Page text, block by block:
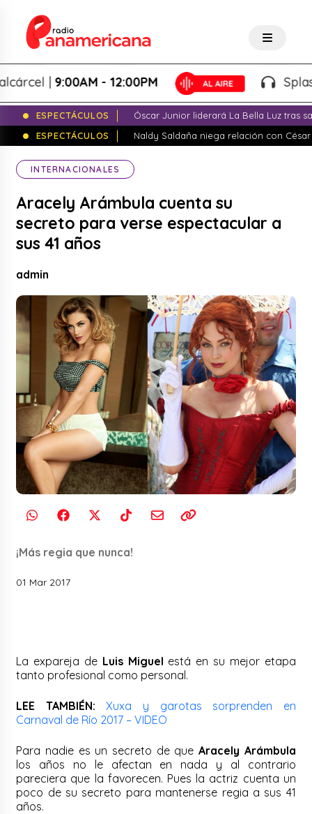
|9:00AM - 12:00PM Splash! -
ESPECTÁCULOS
Óscar Junior liderará La Bella Luz tras
ESPECTÁCULOS
Naldy Saldaña niega relación con
INTERNACIONALES
Aracely Arámbula cuenta su
secreto para verse espectacular a
sus 41 años
admin
¡Más regia que nunca!
01 Mar 2017
La expareja de Luis Miguel está en su mejor etapa
tanto profesional como personal.
LEE TAMBIÉN: Xuxa y garotas sorprenden en
Carnaval de Río 2017 – VIDEO
Para nadie es un secreto de queAracely Arámbula
los años no le afectan en nada y al contrario
pareciera que la favorecen. Pues la actriz cuenta un
poco de su secreto para mantenerse regia a sus 41
años.